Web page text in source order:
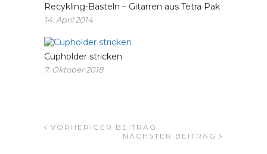
Recykling-Basteln – Gitarren aus Tetra Pak
14. April 2014
Cupholder stricken
7. Oktober 2018
VORHERIGER BEITRAG
NÄCHSTER BEITRAG